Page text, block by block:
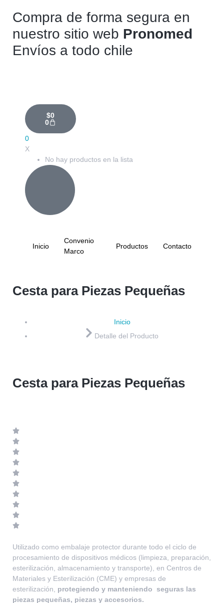
Compra de forma segura en
nuestro sitio web Pronomed
Envíos a todo chile
$0
0
0
X
No hay productos en la lista
Inicio
Convenio
Marco
Productos Contacto
Cesta para Piezas Pequeñas
Inicio
Detalle del Producto
Cesta para Piezas Pequeñas
Utilizado como embalaje protector durante todo el ciclo de
procesamiento de dispositivos médicos (limpieza, preparación,
esterilización, almacenamiento y transporte), en Centros de
Materiales y Esterilización (CME) y empresas de
esterilización, protegiendo y manteniendo seguras las
piezas pequeñas, piezas y accesorios.